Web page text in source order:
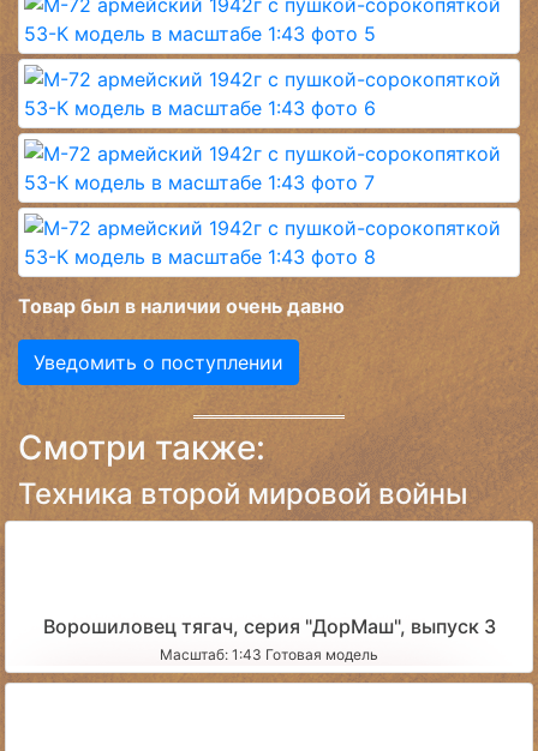
Товар был в наличии очень давно
Уведомить о поступлении
Смотри также:
Техника второй мировой войны
Ворошиловец тягач, серия "ДорМаш", выпуск 3
Масштаб: 1:43 Готовая модель